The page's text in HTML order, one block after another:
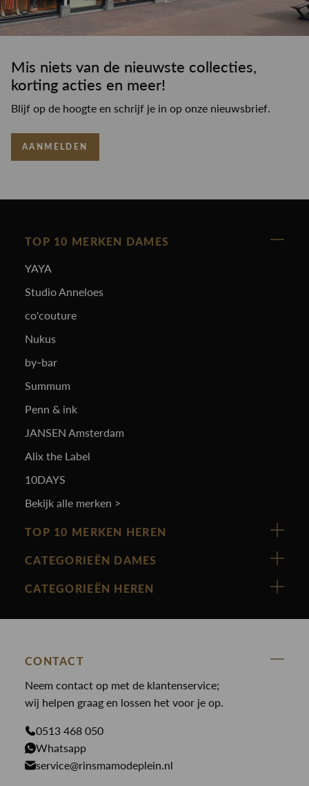
Mis niets van de nieuwste collecties,
korting acties en meer!
Blijf op de hoogte en schrijf je in op onze nieuwsbrief.
AANMELDEN
TOP 10 MERKEN DAMES
YAYA
Studio Anneloes
co'couture
Nukus
by-bar
Summum
Penn & ink
JANSEN Amsterdam
Alix the Label
10DAYS
Bekijk alle merken >
TOP 10 MERKEN HEREN
Vanguard
Cast Iron
Paul en Shark
Genti
PME Legend
Butcher of Blue
CATEGORIEËN DAMES
Nieuw binnen
Blouses
Broeken
Gilets
Jassen
Jeans
Jumpsuits
CATEGORIEËN HEREN
Broeken
Colberts
Giftcards
Jassen
Overhemden
CONTACT
Neem contact op met de klantenservice;
wij helpen graag en lossen het voor je op.
0513 468 050
Whatsapp
service@rinsmamodeplein.nl